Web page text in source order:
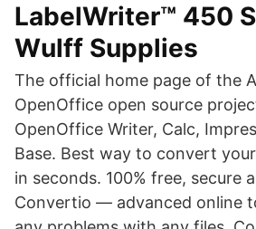
LabelWriter™ 450
Wulff Supplies
The official home page of the
OpenOffice open source
OpenOffice Writer, Calc,
Base. Best way to convert
in seconds. 100% free, secure
Convertio — advanced online